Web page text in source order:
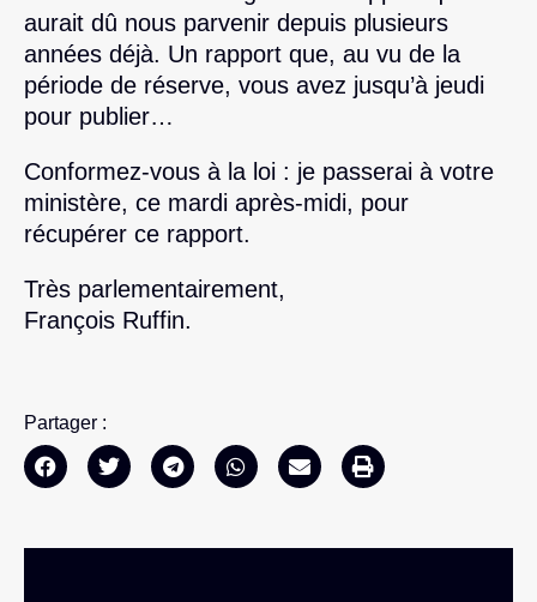
aurait dû nous parvenir depuis plusieurs
années déjà. Un rapport que, au vu de la
période de réserve, vous avez jusqu’à jeudi
pour publier…
Conformez-vous à la loi : je passerai à votre
ministère, ce mardi après-midi, pour
récupérer ce rapport.
Très parlementairement,
François Ruffin.
Partager :